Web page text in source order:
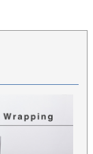
、必要なときに
ひとつ持ってお